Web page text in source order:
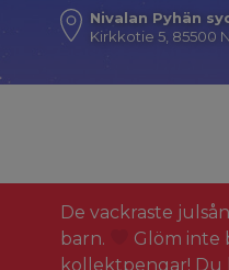
Nivalan Pyhän
Kirkkotie 5, 85500
De vackraste
barn.
Glöm inte
kollektpengar! Du